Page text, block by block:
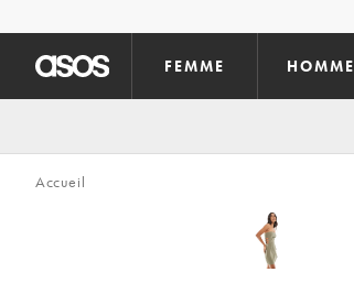
FEMME HOMME
Accueil